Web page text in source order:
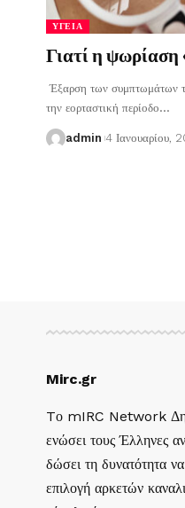
ΥΓΕΊΑ
Γιατί η ψωρίαση
Έξαρση των συμπτωμάτων
την εορταστική περίοδο…
admin 4 Ιανουαρίου,
Mirc.gr
Tο mIRC Network
ενώσει τους Έλληνες
δώσει τη δυνατότητα
επιλογή αρκετών